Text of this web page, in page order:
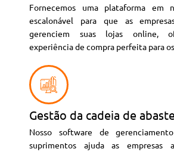
Fornecemos uma plataforma em
escalonável para que as
gerenciem suas lojas online,
experiência de compra perfeita para
Gestão da cadeia de
Nosso software de
suprimentos ajuda as empresas